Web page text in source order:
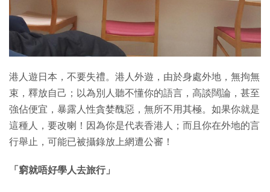
港人遊日本，不要失禮。港人外遊，由於身處外地，無拘無
束，釋放自己；以為別人聽不懂你的語言，高談闊論，甚至
強佔便宜，暴露人性貪婪醜惡，無所不用其極。如果你就是
這種人，要改喇！因為你是代表香港人；而且你在外地的言
行舉止，可能已被攝錄放上網遭公審！
「窮就唔好學人去旅行」